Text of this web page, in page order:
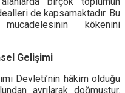
de kapsamaktadır. Bu
kökenini
Gelişimi
Devleti’nin hâkim olduğu
ayrılarak doğmuştur.